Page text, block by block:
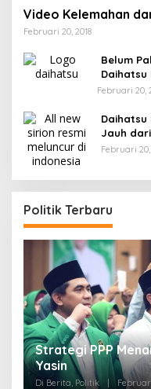
Video Kelemahan
Februari 20, 2018
Belum
Daihatsu
Februari 20,
Daihatsu
Jauh dari
Februari 20,
Politik Terbaru
Strategi PPP
Yasin
Di Berita, Politik |